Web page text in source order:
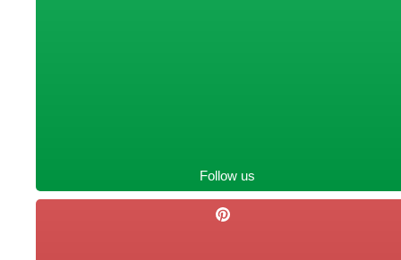
Follow us